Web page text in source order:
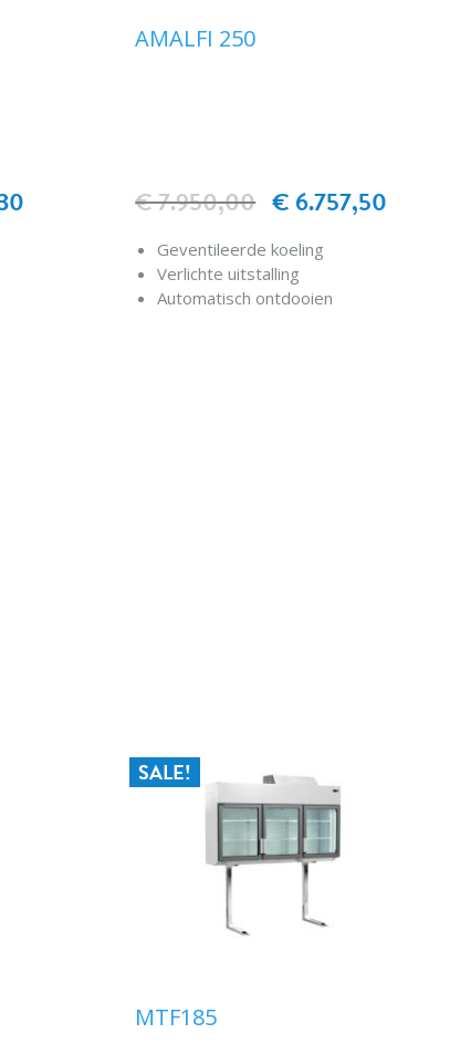
AMALFI 250
€ 6.757,50
€ 7.950,00
Geventileerde koeling
Verlichte uitstalling
Automatisch ontdooien
SALE!
MTF185